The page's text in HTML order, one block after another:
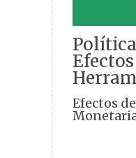
Efectos